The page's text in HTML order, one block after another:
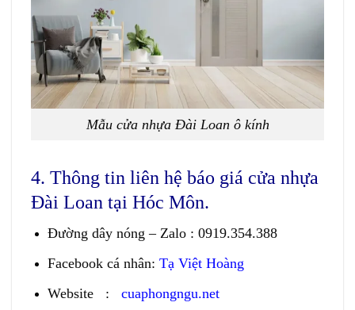
Mẫu cửa nhựa Đài Loan ô kính
4. Thông tin liên hệ báo giá cửa nhựa
Đài Loan tại Hóc Môn.
Đường dây nóng – Zalo: 0919.354.388
Facebook cá nhân: Tạ Việt Hoàng
Website: cuaphongngu.net